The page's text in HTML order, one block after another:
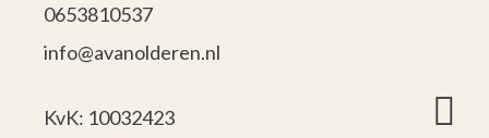
0653810537
info@avanolderen.nl
KvK: 10032423